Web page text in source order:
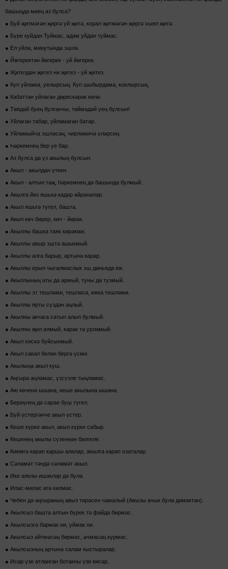
башыңда миең аз булса?
● Буй җитмәгән җиргә уй җитә, корал җитмәгән җиргә хыял җитә.
● Бүре куйдан Туймас, адәм уйдан туймас.
● Ел уйла, минутында эшлә.
● Йөгеректән йөгерек - уй йөгерек.
● Җитездән җитез ни җитез - уй җитез.
● Күп уйлама, уелырсың. Күп шыбырдама, коелырсың,
● Кабаттан уйлаган дөрескәрәк килә.
● Төядәй буең булганчы, төймәдәй уең булсын!
● Уйлаган табар, уйламаган батар.
● Уйламыйча эшләсәң, чирләмичә үләрсең.
● Һәркемнең бер уе бар.
● Аз булса да үз акылың булсын.
● Акыл - акылдан үткен.
● Акыл - алтын таҗ, һәркемнең дә башында булмый.
● Акылга йөз яшькә кадәр өйрәнәләр.
● Акыл яшьтә түгел, башта.
● Акыл көч бирер, көч - йөрәк.
● Акыллы башка таяк кирәкми.
● Акыллы авыр эштә ашыкмый.
● Акыллы алга барыр, артына карар.
● Акыллы ерып чыгалмаслык эш дөньяда юк.
● Акыллының аты да армый, туны да тузмый.
● Акыллы эт тешләми, тешләсә, юкка тешләми.
● Акыллы ярты сүздән аңлый.
● Акылны акчага сатып алып булмый.
● Акылны җил алмый, карак та урламый.
● Акыл хискә буйсынмый.
● Акыл сакал белән бергә үсми.
● Акылыңа акыл куш.
● Аңгыра аңламас, үзсүзле тыңламас.
● Аю көченә ышана, кеше акылына ышана.
● Берәүнең дә сарае буш түгел.
● Буй үстергәнче акыл үстер.
● Кеше күрке акыл, акыл күрке сабыр.
● Кешенең акылы сүзеннән билгеле.
● Киемгә карап каршы алалар, акылга карап озаталар.
● Сәламәт тәндә сәламәт акыл.
● Ике аяклы ишәкләр дә була.
● Иләс-миләс игә килмәс.
● Чебен дә аңгыраның авыз тирәсен чамалый (Авызы ачык була димәктән).
● Акылсыз башта алтын бүрек тә файда бирмәс.
● Акылсызга бармак ни, уймак ни.
● Акылсыз әйтмәсәң бирмәс, ачмасаң күрмәс.
● Акылсызның артына салам кыстыралар.
● Исәр үзе атланган ботакны үзе кисәр.